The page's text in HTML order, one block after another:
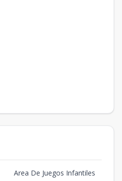
Area De Juegos Infantiles